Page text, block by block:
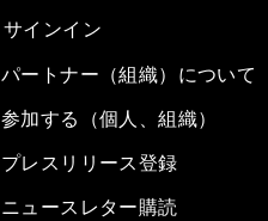
サインイン
パートナー（組織）について
参加する（個人、組織）
プレスリリース登録
ニュースレター購読